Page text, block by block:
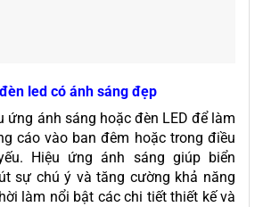
led có ánh sáng đẹp
ứng ánh sáng hoặc đèn LED để làm
cáo vào ban đêm hoặc trong điều
Hiệu ứng ánh sáng giúp biển
sự chú ý và tăng cường khả năng
làm nổi bật các chi tiết thiết kế và